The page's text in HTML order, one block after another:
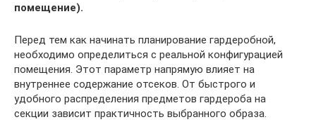
помещение).
Перед тем как начинать планирование гардеробной,
необходимо определиться с реальной конфигурацией
помещения. Этот параметр напрямую влияет на
внутреннее содержание отсеков. От быстрого и
удобного распределения предметов гардероба на
секции зависит практичность выбранного образа.